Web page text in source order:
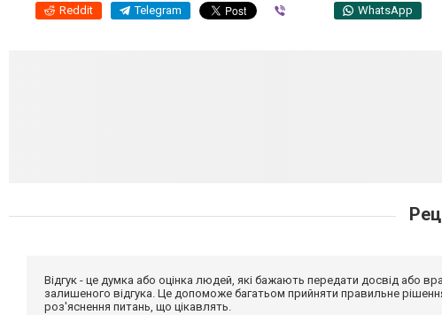
Reddit Telegram WhatsApp
Відгук - це думка або оцінка людей, які бажають передати досвід або
залишеного відгука. Це допоможе багатьом прийняти правильне
роз'яснення питань, що цікавлять.